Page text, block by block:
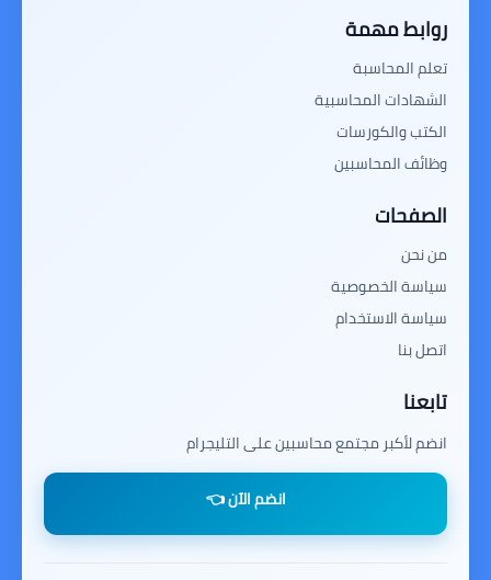
روابط مهمة
تعلم المحاسبة
الشهادات المحاسبية
الكتب والكورسات
وظائف المحاسبين
الصفحات
من نحن
سياسة الخصوصية
سياسة الاستخدام
اتصل بنا
تابعنا
انضم لأكبر مجتمع محاسبين على التليجرام
انضم الآن 👈